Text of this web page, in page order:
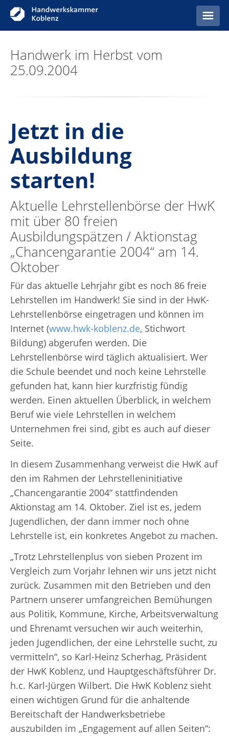
Handwerk im Herbst vom
25.09.2004
Jetzt in die
Ausbildung
starten!
Aktuelle Lehrstellenbörse der HwK
mit über 80 freien
Ausbildungspätzen / Aktionstag
„Chancengarantie 2004“ am 14.
Oktober
Für das aktuelle Lehrjahr gibt es noch 86 freie
Lehrstellen im Handwerk! Sie sind in der HwK-
Lehrstellenbörse eingetragen und können im
Internet (www.hwk-koblenz.de, Stichwort
Bildung) abgerufen werden. Die
Lehrstellenbörse wird täglich aktualisiert. Wer
die Schule beendet und noch keine Lehrstelle
gefunden hat, kann hier kurzfristig fündig
werden. Einen aktuellen Überblick, in welchem
Beruf wie viele Lehrstellen in welchem
Unternehmen frei sind, gibt es auch auf dieser
Seite.
In diesem Zusammenhang verweist die HwK auf
den im Rahmen der Lehrstelleninitiative
„Chancengarantie 2004“ stattfindenden
Aktionstag am 14. Oktober. Ziel ist es, jedem
Jugendlichen, der dann immer noch ohne
Lehrstelle ist, ein konkretes Angebot zu machen.
„Trotz Lehrstellenplus von sieben Prozent im
Vergleich zum Vorjahr lehnen wir uns jetzt nicht
zurück. Zusammen mit den Betrieben und den
Partnern unserer umfangreichen Bemühungen
aus Politik, Kommune, Kirche, Arbeitsverwaltung
und Ehrenamt versuchen wir auch weiterhin,
jeden Jugendlichen, der eine Lehrstelle sucht, zu
vermitteln“, so Karl-Heinz Scherhag, Präsident
der HwK Koblenz, und Hauptgeschäftsführer Dr.
h.c. Karl-Jürgen Wilbert. Die HwK Koblenz sieht
einen wichtigen Grund für die anhaltende
Bereitschaft der Handwerksbetriebe
auszubilden im „Engagement auf allen Seiten“: